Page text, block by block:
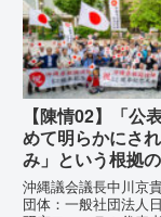
定、PFAS（有機フ
問題、米軍基地、伝
【陳情02】「公
めて明らかにさ
み」という根拠
運用の指摘と条
止を求める陳情書
沖縄議会議長中川京
団体：一般社団法人